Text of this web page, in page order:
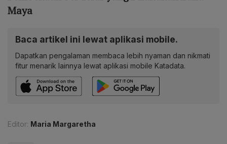
Maya
Baca artikel ini lewat aplikasi mobile.
Dapatkan pengalaman membaca lebih nyaman dan nikmati
fitur menarik lainnya lewat aplikasi mobile Katadata.
Editor: Maria Margaretha